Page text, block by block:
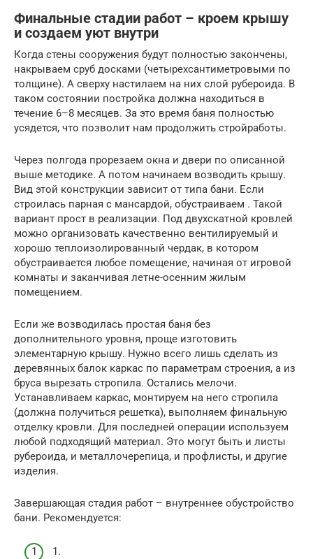
Финальные стадии работ – кроем крышу
и создаем уют внутри
Когда стены сооружения будут полностью закончены,
накрываем сруб досками (четырехсантиметровыми по
толщине). А сверху настилаем на них слой рубероида. В
таком состоянии постройка должна находиться в
течение 6–8 месяцев. За это время баня полностью
усядется, что позволит нам продолжить стройработы.
Через полгода прорезаем окна и двери по описанной
выше методике. А потом начинаем возводить крышу.
Вид этой конструкции зависит от типа бани. Если
строилась парная с мансардой, обустраиваем . Такой
вариант прост в реализации. Под двухскатной кровлей
можно организовать качественно вентилируемый и
хорошо теплоизолированный чердак, в котором
обустраивается любое помещение, начиная от игровой
комнаты и заканчивая летне-осенним жилым
помещением.
Если же возводилась простая баня без
дополнительного уровня, проще изготовить
элементарную крышу. Нужно всего лишь сделать из
деревянных балок каркас по параметрам строения, а из
бруса вырезать стропила. Остались мелочи.
Устанавливаем каркас, монтируем на него стропила
(должна получиться решетка), выполняем финальную
отделку кровли. Для последней операции используем
любой подходящий материал. Это могут быть и листы
рубероида, и металлочерепица, и профлисты, и другие
изделия.
Завершающая стадия работ – внутреннее обустройство
бани. Рекомендуется:
1.